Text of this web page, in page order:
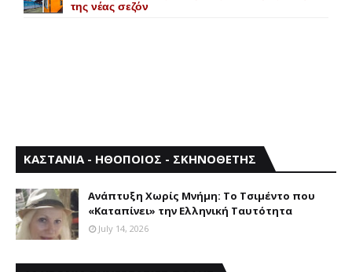
της νέας σεζόν
ΚΑΣΤΑΝΙΑ - ΗΘΟΠΟΙΟΣ - ΣΚΗΝΟΘΕΤΗΣ
Aνάπτυξη Xωρίς Mνήμη: Το Τσιμέντο που
«Καταπίνει» την Ελληνική Ταυτότητα
July 14, 2026